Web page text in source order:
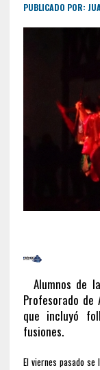
PUBLICADO POR:
Alumnos de
Profesorado
que incluyó
fusiones.
El viernes pasado se